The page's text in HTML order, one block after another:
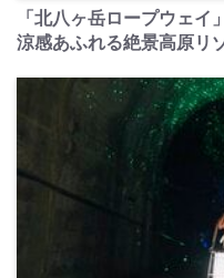
「北八ヶ岳ロープウェイ
涼感あふれる絶景高原リ